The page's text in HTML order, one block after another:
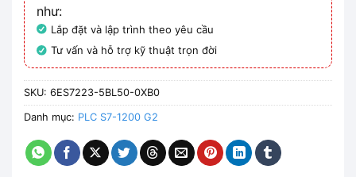
như:
Lắp đặt và lập trình theo yêu cầu
Tư vấn và hỗ trợ kỹ thuật trọn đời
SKU: 6ES7223-5BL50-0XB0
Danh mục: PLC S7-1200 G2